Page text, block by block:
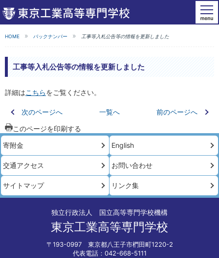
HOME バックナンバー 工事等入札公告等の情報を更新しました
工事等入札公告等の情報を更新しました
詳細はこちらをご覧ください。
次のページへ 一覧へ
前のページへ
このページを印刷する
寄附金
English
交通アクセス お問い合わせ
サイトマップ リンク集
独立行政法人 国立高等専門学校機構
東京工業高等専門学校
〒193-0997 東京都八王子市椚田町1220-2
代表電話：042-668-5111